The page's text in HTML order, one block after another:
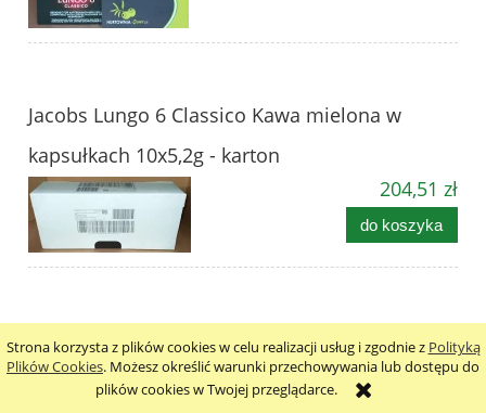
Strona korzysta z plików cookies w celu realizacji usług i zgodnie z Polityką
Plików Cookies. Możesz określić warunki przechowywania lub dostępu do
plików cookies w Twojej przeglądarce.
Jacobs Lungo 6 Classico Kawa mielona w
kapsułkach 10x5,2g - karton
204,51 zł
do koszyka
Jacobs Espresso 7 Classico Kawa mielona w
kapsułkach 10x5,2g